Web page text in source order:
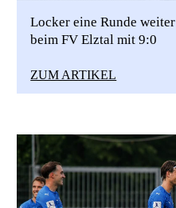
Locker eine Runde
beim FV Elztal mit 9:0
ZUM ARTIKEL